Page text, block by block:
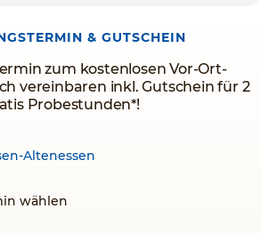
& GUTSCHEIN
zum kostenlosen Vor-Ort-
vereinbaren inkl. Gutschein für 2
Probestunden*!
Altenessen
wählen